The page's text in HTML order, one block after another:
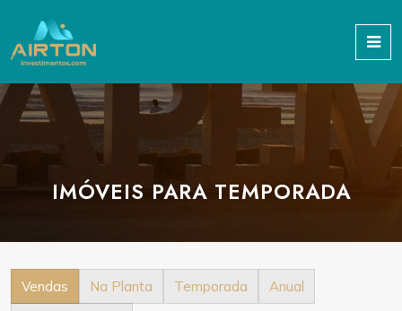
IMÓVEIS PARA TEMPORADA
Vendas Na Planta Temporada
Anual